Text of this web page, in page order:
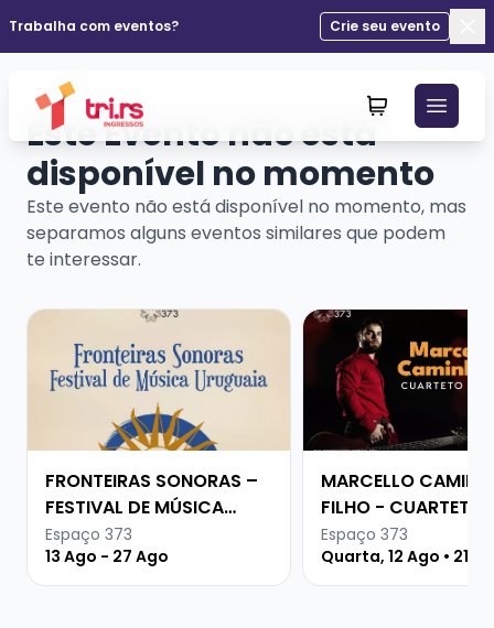
Trabalha com eventos?
Crie seu evento
Este Evento não está
disponível no momento
Este evento não está disponível no momento, mas
separamos alguns eventos similares que podem
te interessar.
Veja mais sobre FRONTEIRAS SONORAS – FESTIVAL
FRONTEIRAS SONORAS –
FESTIVAL DE MÚSICA
URUGUAIA
Espaço 373
13 Ago - 27 Ago
Veja mais sobre
MARCELLO
FILHO - CUARTETO
CAMINANTE
Espaço 373
Quarta, 12 Ago • 21